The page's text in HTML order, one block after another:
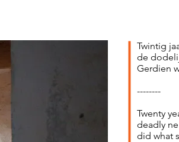
Twintig
de
Gerdien
--------
Twenty
deadly
did what